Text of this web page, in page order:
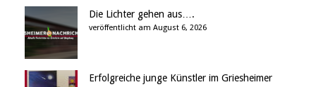
Die Lichter gehen aus….
veröffentlicht am August 6, 2026
Erfolgreiche junge Künstler im Griesheimer